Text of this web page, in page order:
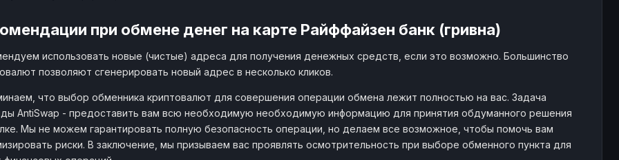
при обмене денег на карте Райффайзен банк (гривна)
использовать новые (чистые) адреса для получения денежных средств, если это возможно. Большинство
позволяют сгенерировать новый адрес в несколько кликов.
что выбор обменника криптовалют для совершения операции обмена лежит полностью на вас. Задача
AntiSwap - предоставить вам всю необходимую необходимую информацию для принятия обдуманного решения
Мы не можем гарантировать полную безопасность операции, но делаем все возможное, чтобы помочь вам
риски. В заключение, мы призываем вас проявлять осмотрительность при выборе обменного пункта для